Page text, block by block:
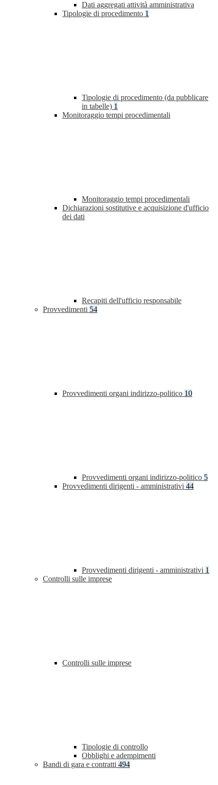
Dati aggregati attività amministrativa
Tipologie di procedimento 1
Tipologie di procedimento (da pubblicare
in tabelle) 1
Monitoraggio tempi procedimentali
Monitoraggio tempi procedimentali
Dichiarazioni sostitutive e acquisizione d'ufficio
dei dati
Recapiti dell'ufficio responsabile
Provvedimenti 54
Provvedimenti organi indirizzo-politico 10
Provvedimenti organi indirizzo-politico 5
Provvedimenti dirigenti - amministrativi 44
Provvedimenti dirigenti - amministrativi 1
Controlli sulle imprese
Controlli sulle imprese
Tipologie di controllo
Obblighi e adempimenti
Bandi di gara e contratti 494